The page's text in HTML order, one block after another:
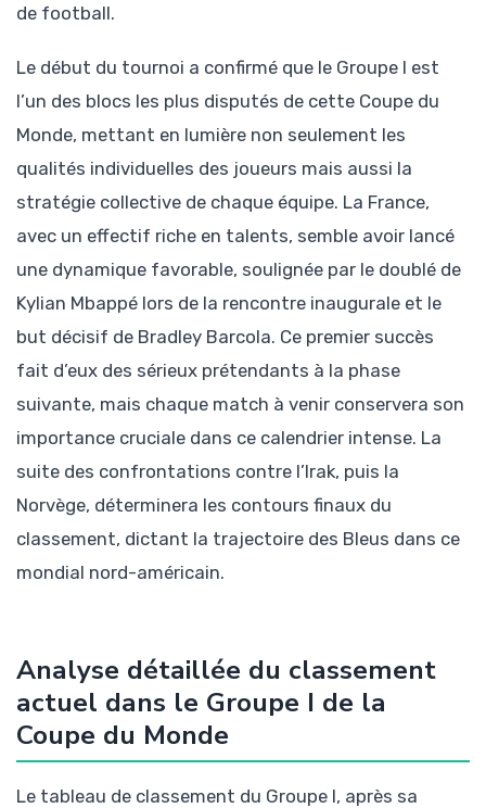
de football.
Le début du tournoi a confirmé que le Groupe I est
l’un des blocs les plus disputés de cette Coupe du
Monde, mettant en lumière non seulement les
qualités individuelles des joueurs mais aussi la
stratégie collective de chaque équipe. La France,
avec un effectif riche en talents, semble avoir lancé
une dynamique favorable, soulignée par le doublé de
Kylian Mbappé lors de la rencontre inaugurale et le
but décisif de Bradley Barcola. Ce premier succès
fait d’eux des sérieux prétendants à la phase
suivante, mais chaque match à venir conservera son
importance cruciale dans ce calendrier intense. La
suite des confrontations contre l’Irak, puis la
Norvège, déterminera les contours finaux du
classement, dictant la trajectoire des Bleus dans ce
mondial nord-américain.
Analyse détaillée du classement
actuel dans le Groupe I de la
Coupe du Monde
Le tableau de classement du Groupe I, après sa